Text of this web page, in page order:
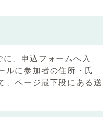
に、申込フォームへ入
ルに参加者の住所・氏
、ページ最下段にある送